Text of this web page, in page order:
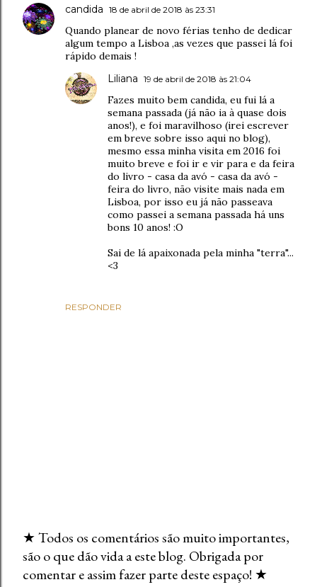
candida 18 de abril de 2018 às 23:31
Quando planear de novo férias tenho de dedicar
algum tempo a Lisboa ,as vezes que passei lá foi
rápido demais !
RESPONDER
Liliana 19 de abril de 2018 às 21:04
Fazes muito bem candida, eu fui lá a
semana passada (já não ia à quase dois
anos!), e foi maravilhoso (irei escrever
em breve sobre isso aqui no blog),
mesmo essa minha visita em 2016 foi
muito breve e foi ir e vir para e da feira
do livro - casa da avó - casa da avó -
feira do livro, não visite mais nada em
Lisboa, por isso eu já não passeava
como passei a semana passada há uns
bons 10 anos! :O
Sai de lá apaixonada pela minha "terra"...
<3
E
n
★ Todos os comentários são muito importantes,
são o que dão vida a este blog. Obrigada por
comentar e assim fazer parte deste espaço! ★